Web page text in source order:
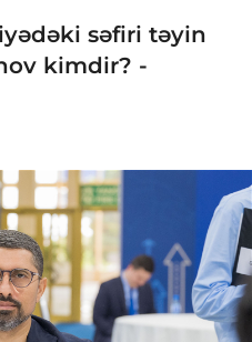
səfiri təyin
kimdir? -